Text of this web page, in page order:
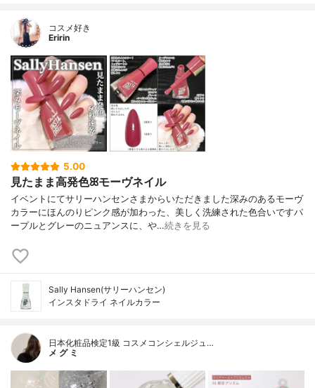
コスメ好き
Eririn
5.00
見たまま高発色ꕤモーヴネイル
イベントにてサリーハンセンさまからいただきました深みのあるモーヴ
カラーにほんのりピンク感が加わった、美しく洗練された色合いですパ
ープルとグレーのニュアンスに、や…続きを見る
Sally Hansen(サリーハンセン)
インスタドライ ネイルカラー
日本化粧品検定1級 コスメコンシェルジュ…
メ グ ミ